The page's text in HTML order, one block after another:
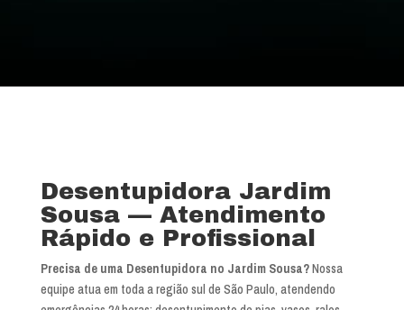
Desentupidora Jardim
Sousa — Atendimento
Rápido e Profissional
Precisa de uma Desentupidora no Jardim Sousa?Nossa
equipe atua em toda a região sul de São Paulo, atendendo